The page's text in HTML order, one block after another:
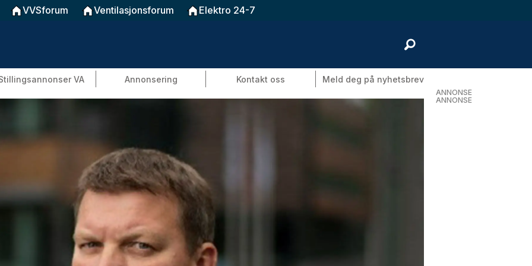
VVSforum Ventilasjonsforum Elektro 24-7
VA Annonsering Kontakt oss Meld deg på nyhetsbrev
ANNONSE
ANNONSE